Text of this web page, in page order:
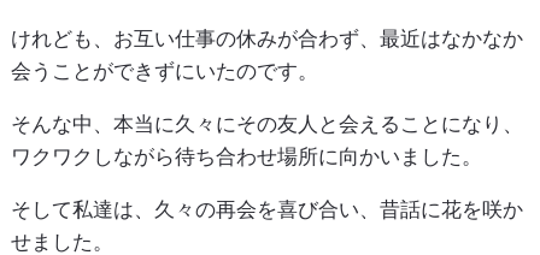
けれども、お互い仕事の休みが合わず、最近はなかなか
会うことができずにいたのです。
そんな中、本当に久々にその友人と会えることになり、
ワクワクしながら待ち合わせ場所に向かいました。
そして私達は、久々の再会を喜び合い、昔話に花を咲か
せました。